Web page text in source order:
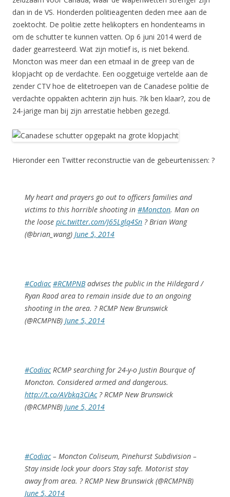
dan in de VS. Honderden politieagenten deden mee aan de
zoektocht. De politie zette helikopters en hondenteams in
om de schutter te kunnen vatten. Op 6 juni 2014 werd de
dader gearresteerd. Wat zijn motief is, is niet bekend.
Moncton was meer dan een etmaal in de greep van de
klopjacht op de verdachte. Een ooggetuige vertelde aan de
zender CTV hoe de elitetroepen van de Canadese politie de
verdachte oppakten achterin zijn huis. ?Ik ben klaar?, zou de
24-jarige man bij zijn arrestatie hebben gezegd.
Hieronder een Twitter reconstructie van de gebeurtenissen: ?
My heart and prayers go out to officers families and
victims to this horrible shooting in #Moncton. Man on
the loose pic.twitter.com/J65Lglq4Sn ? Brian Wang
(@brian_wang) June 5, 2014
#Codiac #RCMPNBadvises the public in the Hildegard /
Ryan Raod area to remain inside due to an ongoing
shooting in the area. ? RCMP New Brunswick
(@RCMPNB) June 5, 2014
#CodiacRCMP searching for 24-y-o Justin Bourque of
Moncton. Considered armed and dangerous.
http://t.co/AVbkq3CiAc? RCMP New Brunswick
(@RCMPNB) June 5, 2014
#Codiac– Moncton Coliseum, Pinehurst Subdivision –
Stay inside lock your doors Stay safe. Motorist stay
away from area. ? RCMP New Brunswick (@RCMPNB)
June 5, 2014